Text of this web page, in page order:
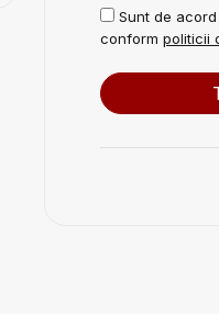
Sunt de
conform politicii